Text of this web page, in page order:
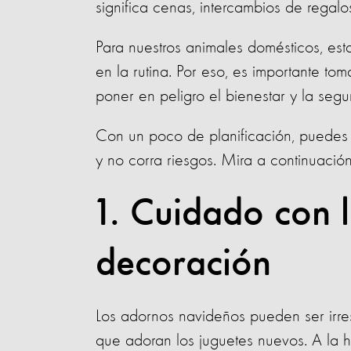
significa cenas, intercambios de
Para nuestros animales domésticos,
en la rutina. Por eso, es importante
poner en peligro el bienestar y la
Con un poco de planificación,
y no corra riesgos. Mira a
1. Cuidado con
decoración
Los adornos navideños pueden ser
que adoran los juguetes nuevos. A la